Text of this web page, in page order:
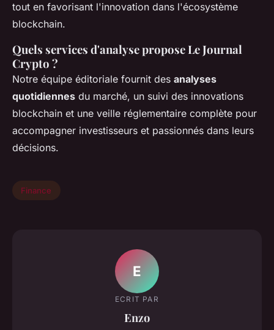
tout en favorisant l'innovation dans l'écosystème
blockchain.
Quels services d'analyse propose Le Journal
Crypto ?
Notre équipe éditoriale fournit des analyses
quotidiennes du marché, un suivi des innovations
blockchain et une veille réglementaire complète pour
accompagner investisseurs et passionnés dans leurs
décisions.
Finance
E
ECRIT PAR
Enzo